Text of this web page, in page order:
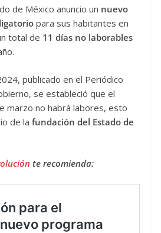
de México anuncio un nuevo
para sus habitantes en
total de 11 días no laborables
publicado en el Periódico
se estableció que el
marzo no habrá labores, esto
de la fundación del Estado de
te recomienda: